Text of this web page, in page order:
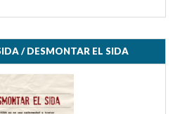
/ DESMONTAR EL SIDA